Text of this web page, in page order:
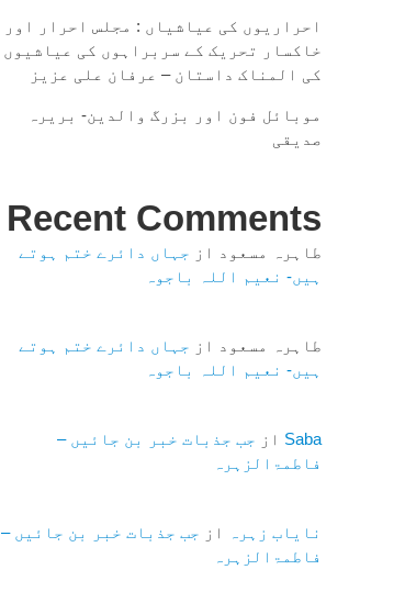
احراریوں کی عیاشیاں : مجلس احرار اور
خاکسار تحریک کے سربراہوں کی عیاشیوں
کی المناک داستان – عرفان علی عزیز
موبائل فون اور بزرگ والدین- بریرہ
صدیقی
Recent Comments
طاہرہ مسعود از جہاں دائرے ختم ہوتے
ہیں- نعیم اللہ باجوہ
طاہرہ مسعود از جہاں دائرے ختم ہوتے
ہیں- نعیم اللہ باجوہ
Saba از جب جذبات خبر بن جائیں –
فاطمۃالزہرہ
نایاب زہرہ از جب جذبات خبر بن جائیں –
فاطمۃالزہرہ